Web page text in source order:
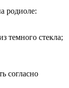
родиоле:
темного стекла;
согласно